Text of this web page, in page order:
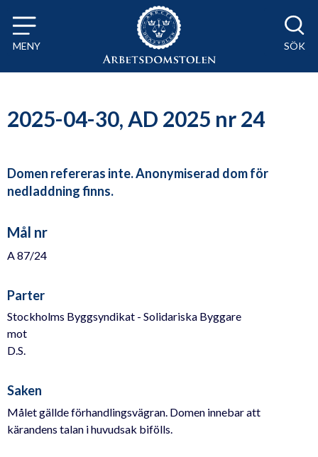
Till innehåll på sidan x
MENY SÖK
2025-04-30, AD 2025 nr 24
Domen refereras inte. Anonymiserad dom för
nedladdning finns.
Mål nr
A 87/24
Parter
Stockholms Byggsyndikat - Solidariska Byggare
mot
D.S.
Saken
Målet gällde förhandlingsvägran. Domen innebar att
kärandens talan i huvudsak bifölls.